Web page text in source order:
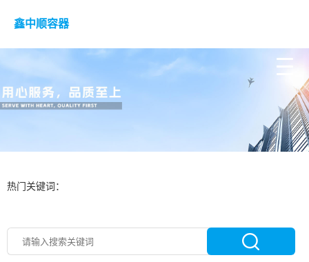
鑫中顺容器
热门关键词：